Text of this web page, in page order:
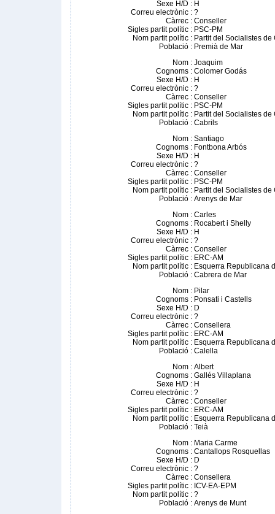
Sexe H/D : H
Correu electrònic : ?
Càrrec : Conseller
Sigles partit polític : PSC-PM
Nom partit polític : Partit del Socialistes
Població : Premià de Mar
Nom : Joaquim
Cognoms : Colomer Godás
Sexe H/D : H
Correu electrònic : ?
Càrrec : Conseller
Sigles partit polític : PSC-PM
Nom partit polític : Partit del Socialistes
Població : Cabrils
Nom : Santiago
Cognoms : Fontbona Arbós
Sexe H/D : H
Correu electrònic : ?
Càrrec : Conseller
Sigles partit polític : PSC-PM
Nom partit polític : Partit del Socialistes
Població : Arenys de Mar
Nom : Carles
Cognoms : Rocabert i Shelly
Sexe H/D : H
Correu electrònic : ?
Càrrec : Conseller
Sigles partit polític : ERC-AM
Nom partit polític : Esquerra Republicana
Població : Cabrera de Mar
Nom : Pilar
Cognoms : Ponsati i Castells
Sexe H/D : D
Correu electrònic : ?
Càrrec : Consellera
Sigles partit polític : ERC-AM
Nom partit polític : Esquerra Republicana
Població : Calella
Nom : Albert
Cognoms : Gallés Villaplana
Sexe H/D : H
Correu electrònic : ?
Càrrec : Conseller
Sigles partit polític : ERC-AM
Nom partit polític : Esquerra Republicana
Població : Teià
Nom : Maria Carme
Cognoms : Cantallops Rosquellas
Sexe H/D : D
Correu electrònic : ?
Càrrec : Consellera
Sigles partit polític : ICV-EA-EPM
Nom partit polític : ?
Població : Arenys de Munt